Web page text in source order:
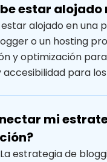
estar alojado
alojado en una
o un hosting
y optimización
para
mi
estrategia de